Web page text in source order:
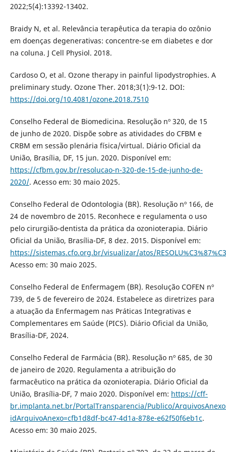
2022;5(4):13392-13402.
Braidy N, et al. Relevância terapêutica da terapia do ozônio
em doenças degenerativas: concentre-se em diabetes e dor
na coluna. J Cell Physiol. 2018.
Cardoso O, et al. Ozone therapy in painful lipodystrophies. A
preliminary study. Ozone Ther. 2018;3(1):9-12. DOI:
https://doi.org/10.4081/ozone.2018.7510
Conselho Federal de Biomedicina. Resolução nº 320, de 15
de junho de 2020. Dispõe sobre as atividades do CFBM e
CRBM em sessão plenária física/virtual. Diário Oficial da
União, Brasília, DF, 15 jun. 2020. Disponível em:
https://cfbm.gov.br/resolucao-n-320-de-15-de-junho-de-
2020/. Acesso em: 30 maio 2025.
Conselho Federal de Odontologia (BR). Resolução nº 166, de
24 de novembro de 2015. Reconhece e regulamenta o uso
pelo cirurgião-dentista da prática da ozonioterapia. Diário
Oficial da União, Brasília-DF, 8 dez. 2015. Disponível em:
https://sistemas.cfo.org.br/visualizar/atos/
Acesso em: 30 maio 2025.
Conselho Federal de Enfermagem (BR). Resolução COFEN nº
739, de 5 de fevereiro de 2024. Estabelece as diretrizes para
a atuação da Enfermagem nas Práticas Integrativas e
Complementares em Saúde (PICS). Diário Oficial da União,
Brasília-DF, 2024.
Conselho Federal de Farmácia (BR). Resolução nº 685, de 30
de janeiro de 2020. Regulamenta a atribuição do
farmacêutico na prática da ozonioterapia. Diário Oficial da
União, Brasília-DF, 7 maio 2020. Disponível em: https://cff-
br.implanta.net.br/PortalTransparencia/Publico/
idArquivoAnexo=cfb1d8df-bc47-4d1a-878e-e62f50f6eb1c.
Acesso em: 30 maio 2025.